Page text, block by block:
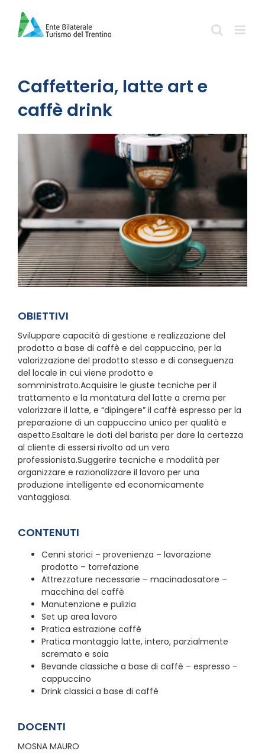
contenuto
Caffetteria, latte art e
caffè drink
OBIETTIVI
Sviluppare capacità di gestione e realizzazione del
prodotto a base di caffè e del cappuccino, per la
valorizzazione del prodotto stesso e di conseguenza
del locale in cui viene prodotto e
somministrato.Acquisire le giuste tecniche per il
trattamento e la montatura del latte a crema per
valorizzare il latte, e “dipingere” il caffè espresso per la
preparazione di un cappuccino unico per qualità e
aspetto.Esaltare le doti del barista per dare la certezza
al cliente di essersi rivolto ad un vero
professionista.Suggerire tecniche e modalità per
organizzare e razionalizzare il lavoro per una
produzione intelligente ed economicamente
vantaggiosa.
CONTENUTI
Cenni storici – provenienza – lavorazione
prodotto – torrefazione
Attrezzature necessarie – macinadosatore –
macchina del caffè
Manutenzione e pulizia
Set up area lavoro
Pratica estrazione caffè
Pratica montaggio latte, intero, parzialmente
scremato e soia
Bevande classiche a base di caffè – espresso –
cappuccino
Drink classici a base di caffè
DOCENTI
MOSNA MAURO